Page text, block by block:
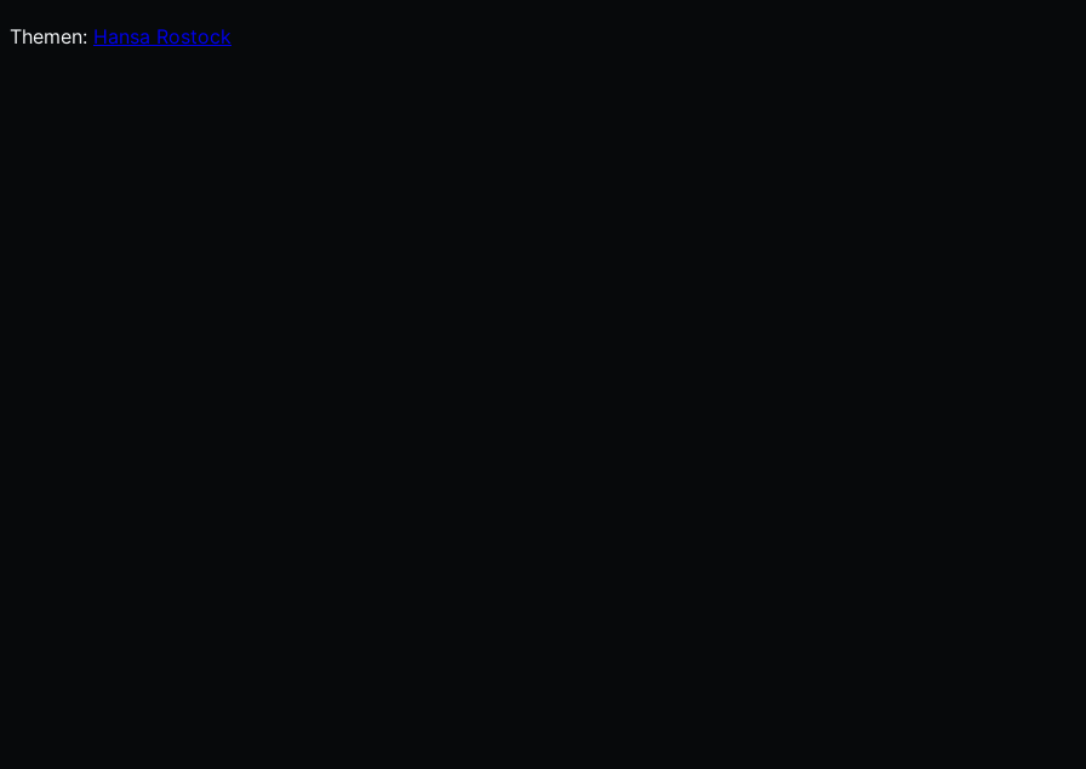
Themen: Hansa Rostock